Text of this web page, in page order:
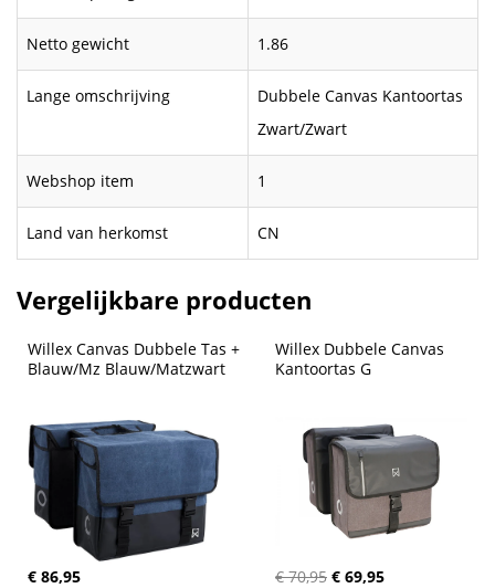
Netto gewicht 1.86
Lange omschrijving
Dubbele Canvas Kantoortas
Zwart/Zwart
Webshop item 1
Land van herkomst CN
Vergelijkbare producten
Willex Canvas Dubbele Tas +
Blauw/Mz Blauw/Matzwart
€ 86,95
Willex Dubbele Canvas
Kantoortas G
€ 70,95 € 69,95